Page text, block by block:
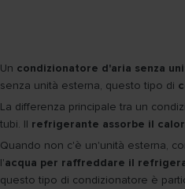
Un condizionatore d'aria senza
senza unità esterna, questo tipo di
La differenza principale tra un
tubi. Il refrigerante assorbe il
Quando non c'è un'unità esterna,
l'acqua per raffreddare il
questo tipo di condizionatore è